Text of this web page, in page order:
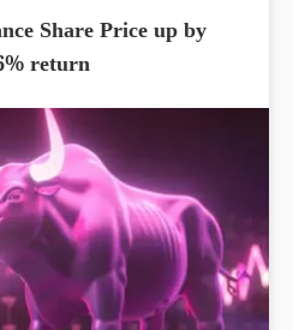
Share Price up by
return